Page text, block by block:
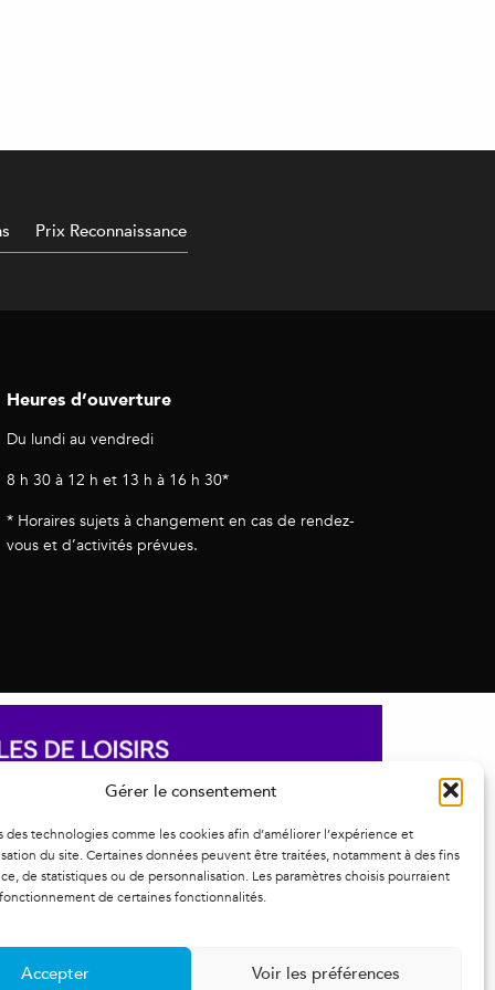
Gérer le consentement
des technologies comme les cookies afin d’améliorer l’expérience et
du site. Certaines données peuvent être traitées, notamment à des fins
de statistiques ou de personnalisation. Les paramètres choisis pourraient
de certaines fonctionnalités.
Accepter Voir les préférences
Prix Reconnaissance
Heures d’ouverture
Du lundi au vendredi
8 h 30 à 12 h et 13 h à 16 h 30*
* Horaires sujets à changement en cas de rendez-
vous et d’activités prévues.